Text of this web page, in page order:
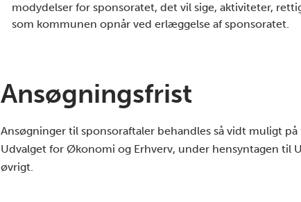
modydelser for sponsoratet, det vil sige, aktiviteter,
som kommunen opnår ved erlæggelse af sponsoratet.
Ansøgningsfrist
Ansøgninger til sponsoraftaler behandles så vidt muligt
Udvalget for Økonomi og Erhverv, under hensyntagen til
øvrigt.